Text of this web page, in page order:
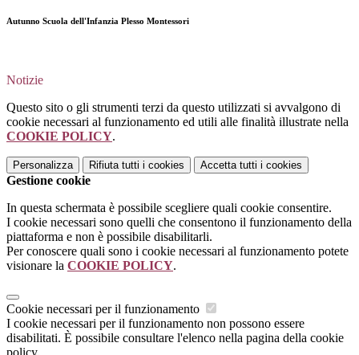
Autunno Scuola dell'Infanzia Plesso Montessori
Notizie
Questo sito o gli strumenti terzi da questo utilizzati si avvalgono di
cookie necessari al funzionamento ed utili alle finalità illustrate nella
COOKIE POLICY.
Personalizza Rifiuta tutti i cookies Accetta tutti i cookies
Gestione cookie
In questa schermata è possibile scegliere quali cookie consentire.
I cookie necessari sono quelli che consentono il funzionamento della
piattaforma e non è possibile disabilitarli.
Per conoscere quali sono i cookie necessari al funzionamento potete
visionare la COOKIE POLICY.
Cookie necessari per il funzionamento
I cookie necessari per il funzionamento non possono essere
disabilitati. È possibile consultare l'elenco nella pagina della cookie
policy.